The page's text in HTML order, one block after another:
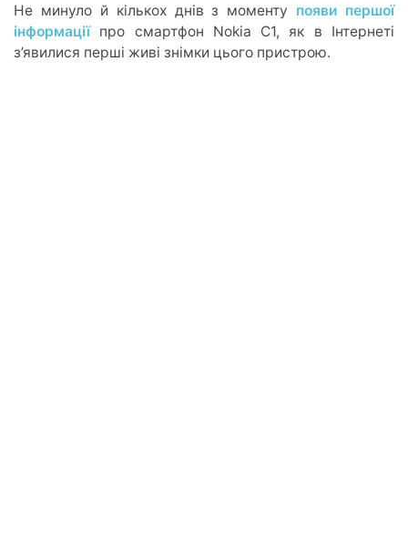
Не минуло й кількох днів з моменту появи першої
інформаціїпро смартфон Nokia C1, як в Інтернеті
з’явилися перші живі знімки цього пристрою.